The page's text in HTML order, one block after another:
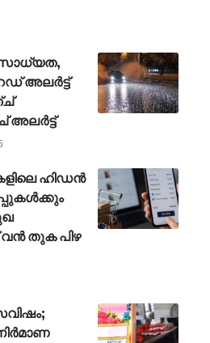
സാധ്യത,
അലർട്ട്
അലർട്ട്
ഹിഡൻ
തുക പിഴ